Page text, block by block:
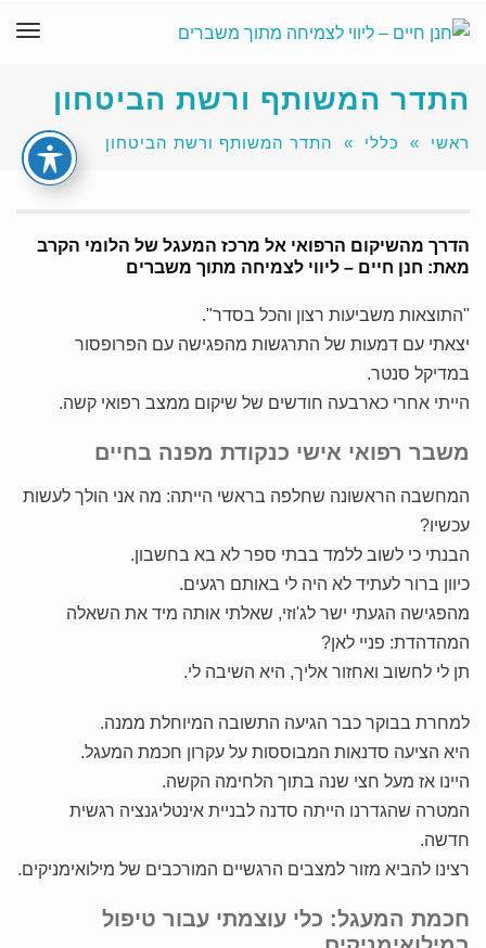
התדר המשותף ורשת הביטחון
ראשי » כללי » התדר המשותף ורשת הביטחון
הדרך מהשיקום הרפואי אל מרכז המעגל של הלומי הקרב
מאת: חנן חיים – ליווי לצמיחה מתוך משברים
"התוצאות משביעות רצון והכל בסדר".
יצאתי עם דמעות של התרגשות מהפגישה עם הפרופסור
במדיקל סנטר.
הייתי אחרי כארבעה חודשים של שיקום ממצב רפואי קשה.
משבר רפואי אישי כנקודת מפנה בחיים
המחשבה הראשונה שחלפה בראשי הייתה: מה אני הולך לעשות
עכשיו?
הבנתי כי לשוב ללמד בבתי ספר לא בא בחשבון.
כיוון ברור לעתיד לא היה לי באותם רגעים.
מהפגישה הגעתי ישר לג'וזי, שאלתי אותה מיד את השאלה
המהדהדת: פניי לאן?
תן לי לחשוב ואחזור אליך, היא השיבה לי.
למחרת בבוקר כבר הגיעה התשובה המיוחלת ממנה.
היא הציעה סדנאות המבוססות על עקרון חכמת המעגל.
היינו אז מעל חצי שנה בתוך הלחימה הקשה.
המטרה שהגדרנו הייתה סדנה לבניית אינטליגנציה רגשית
חדשה.
רצינו להביא מזור למצבים הרגשיים המורכבים של מילואימניקים.
חכמת המעגל: כלי עוצמתי עבור טיפול